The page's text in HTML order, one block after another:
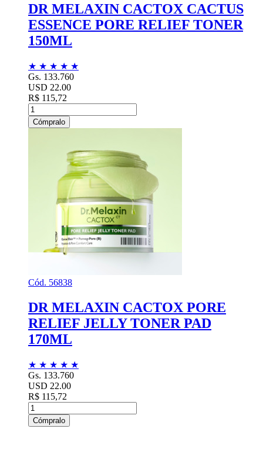
DR MELAXIN CACTOX CACTUS
ESSENCE PORE RELIEF TONER
150ML
★ ★ ★ ★ ★
Gs. 133.760
USD 22.00
R$ 115,72
Cómpralo
Cód. 56838
DR MELAXIN CACTOX PORE
RELIEF JELLY TONER PAD
170ML
★ ★ ★ ★ ★
Gs. 133.760
USD 22.00
R$ 115,72
Cómpralo